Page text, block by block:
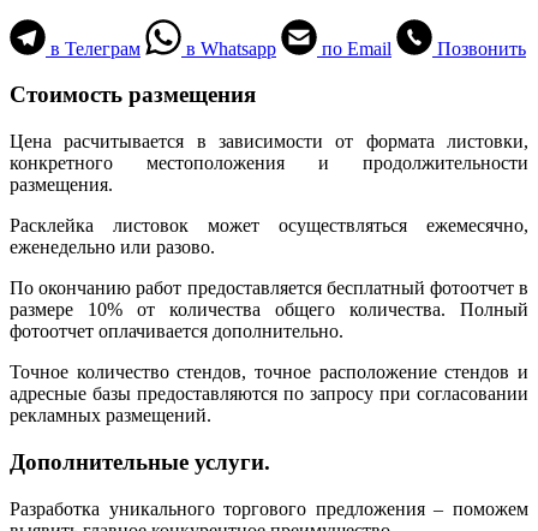
в Телеграм в Whatsapp по Email Позвонить
Стоимость размещения
Цена расчитывается в зависимости от формата листовки,
конкретного местоположения и продолжительности
размещения.
Расклейка листовок может осуществляться ежемесячно,
еженедельно или разово.
По окончанию работ предоставляется бесплатный фотоотчет в
размере 10% от количества общего количества. Полный
фотоотчет оплачивается дополнительно.
Точное количество стендов, точное расположение стендов и
адресные базы предоставляются по запросу при согласовании
рекламных размещений.
Дополнительные услуги.
Разработка уникального торгового предложения – поможем